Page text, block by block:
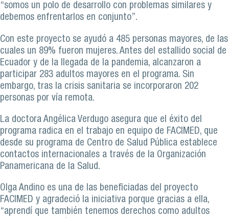
“somos un polo de desarrollo con problemas similares y
debemos enfrentarlos en conjunto”.
Con este proyecto se ayudó a 485 personas mayores, de las
cuales un 89% fueron mujeres. Antes del estallido social de
Ecuador y de la llegada de la pandemia, alcanzaron a
participar 283 adultos mayores en el programa. Sin
embargo, tras la crisis sanitaria se incorporaron 202
personas por vía remota.
La doctora Angélica Verdugo asegura que el éxito del
programa radica en el trabajo en equipo de FACIMED, que
desde su programa de Centro de Salud Pública establece
contactos internacionales a través de la Organización
Panamericana de la Salud.
Olga Andino es una de las beneficiadas del proyecto
FACIMED y agradeció la iniciativa porque gracias a ella,
“aprendí que también tenemos derechos como adultos